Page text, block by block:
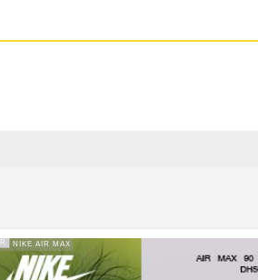
・NIKE AIR MAX